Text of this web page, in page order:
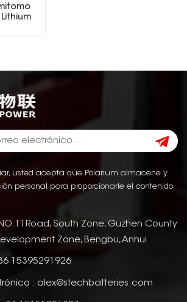
Lithium
usted acepta que Polarium almacene y
personal para proporcionarle el contenido
South Zone, Guzhen County
Zone, Bengbu, Anhui
15395291926
: alex@stechbatteries.com